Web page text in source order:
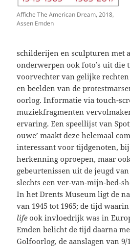
Affiche The American Dream, 2018,
Assen Emden
schilderijen en sculpturen met
onderwerpen ook foto’s uit die
voorvechter van gelijke
en beelden van de
oorlog. Informatie via touch-
muziekfragmenten
ervaring. Een speellijst van
ouwe’ maakt deze helemaal
interessant voor tijdgenoten,
herkenning oproepen, maar
gebeurtenissen uit de jeugd
slechts een ver-van-mijn-bed-
In het Drents Museum ligt de
van 1945 tot 1965; de tijd waarin
life ook invloedrijk was in
Emden belicht de tijd daarna
Golfoorlog, de aanslagen van